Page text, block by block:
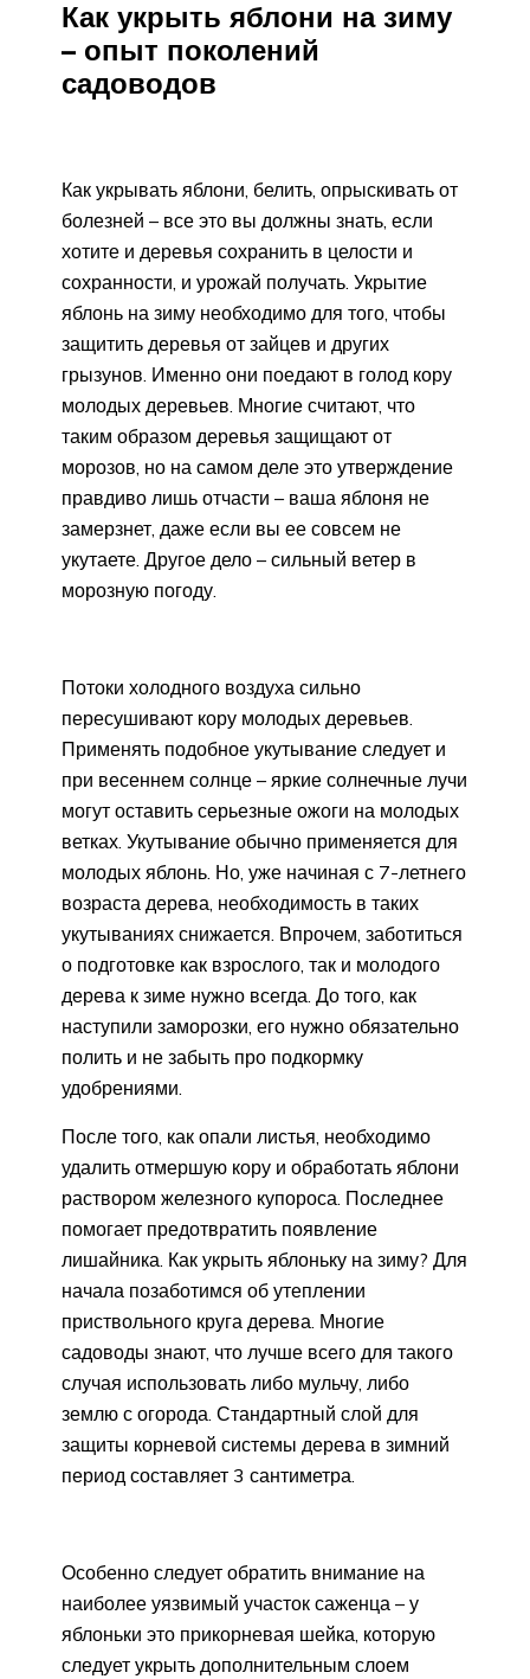
Как укрыть яблони на зиму
– опыт поколений
садоводов
Как укрывать яблони, белить, опрыскивать от
болезней – все это вы должны знать, если
хотите и деревья сохранить в целости и
сохранности, и урожай получать. Укрытие
яблонь на зиму необходимо для того, чтобы
защитить деревья от зайцев и других
грызунов. Именно они поедают в голод кору
молодых деревьев. Многие считают, что
таким образом деревья защищают от
морозов, но на самом деле это утверждение
правдиво лишь отчасти – ваша яблоня не
замерзнет, даже если вы ее совсем не
укутаете. Другое дело – сильный ветер в
морозную погоду.
Потоки холодного воздуха сильно
пересушивают кору молодых деревьев.
Применять подобное укутывание следует и
при весеннем солнце – яркие солнечные лучи
могут оставить серьезные ожоги на молодых
ветках. Укутывание обычно применяется для
молодых яблонь. Но, уже начиная с 7-летнего
возраста дерева, необходимость в таких
укутываниях снижается. Впрочем, заботиться
о подготовке как взрослого, так и молодого
дерева к зиме нужно всегда. До того, как
наступили заморозки, его нужно обязательно
полить и не забыть про подкормку
удобрениями.
После того, как опали листья, необходимо
удалить отмершую кору и обработать яблони
раствором железного купороса. Последнее
помогает предотвратить появление
лишайника. Как укрыть яблоньку на зиму? Для
начала позаботимся об утеплении
приствольного круга дерева. Многие
садоводы знают, что лучше всего для такого
случая использовать либо мульчу, либо
землю с огорода. Стандартный слой для
защиты корневой системы дерева в зимний
период составляет 3 сантиметра.
Особенно следует обратить внимание на
наиболее уязвимый участок саженца – у
яблоньки это прикорневая шейка, которую
следует укрыть дополнительным слоем